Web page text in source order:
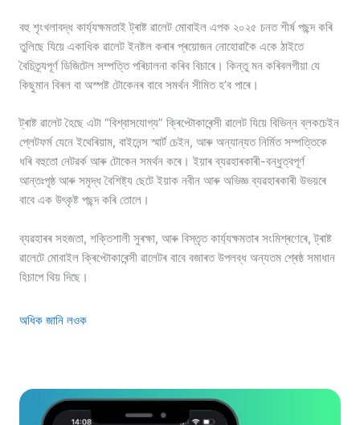
বহু শৃংখলাবদ্ধ কাৰ্য্যক্ষমতাই ট্ৰাষ্ট ৱালেট মোবাইল এপক ২০২৫ চনত শীৰ্ষ পছন্দ কৰি
তুলিছে যিয়ে একাধিক ৱালেট ইনষ্টল কৰাৰ প্ৰয়োজন নোহোৱাকৈ একে ঠাইতে
বৈচিত্ৰ্যপূৰ্ণ ডিজিটেল সম্পত্তি পৰিচালনা কৰিব বিচাৰে। কিন্তু মন কৰিবলগীয়া যে
কিছুমান বিৰল বা অস্পষ্ট টোকেনৰ বাবে সমৰ্থন সীমিত হ’ব পাৰে।
ট্ৰাষ্ট ৱালেট হৈছে এটা “বিশ্বাসযোগ্য” ক্ৰিপ্টোকাৰেন্সী ৱালেট যিয়ে বিভিন্ন ব্লকচেইন
প্লেটফৰ্ম যেনে ইথেৰিয়াম, বাইনেন্স স্মাৰ্ট চেইন, আৰু অন্যান্যত নিৰ্মিত সম্পত্তিকে
ধৰি বহুতো নেটৱৰ্ক আৰু টোকেন সমৰ্থন কৰে। ইয়াৰ ব্যৱহাৰকাৰী-বন্ধুত্বপূৰ্ণ
আন্তঃপৃষ্ঠ আৰু সমৃদ্ধ বৈশিষ্ট্য ছেটে ইয়াক নবীন আৰু অভিজ্ঞ ব্যৱহাৰকাৰী উভয়ৰে
বাবে এক উৎকৃষ্ট পছন্দ কৰি তোলে।
ব্যৱহাৰৰ সহজতা, শক্তিশালী সুৰক্ষা, আৰু বিস্তৃত কাৰ্য্যক্ষমতাৰ সংমিশ্ৰণেৰে, ট্ৰাষ্ট
ৱালেটে মোবাইল ক্ৰিপ্টোকাৰেন্সী ৱালেটৰ বাবে বজাৰত উপলব্ধ অন্যতম শ্ৰেষ্ঠ সমাধান
হিচাপে থিয় দিছে।
অধিক জানি লওক